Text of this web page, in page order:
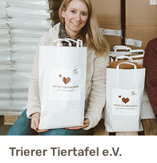
Trierer Tiertafel e.V.